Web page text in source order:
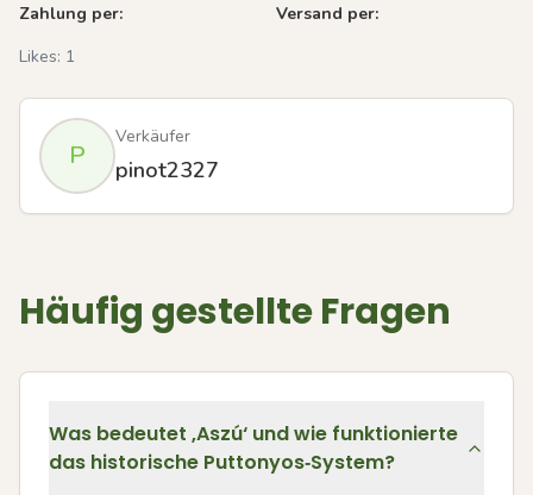
Zahlung per:
Versand per:
Likes: 1
P
Verkäufer
pinot2327
Häufig gestellte Fragen
Was bedeutet ‚Aszú‘ und wie funktionierte
das historische Puttonyos‑System?